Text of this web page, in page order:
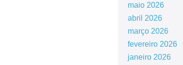
maio 2026
abril 2026
março 2026
fevereiro 2026
janeiro 2026